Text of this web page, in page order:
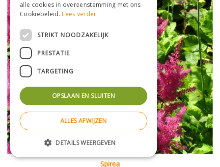
Spirea
alle cookies in overeenstemming met ons
Cookiebeleid.Lees verder
STRIKT NOODZAKELIJK
PRESTATIE
TARGETING
OPSLAAN EN SLUITEN
ALLES AFWIJZEN
DETAILS WEERGEVEN